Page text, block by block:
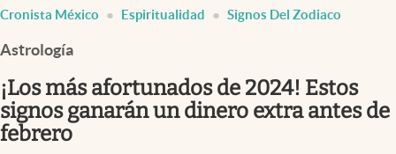
Pc y celular
Vida y estilo
Cronista México Espiritualidad Signos Del Zodiaco
Astrología
¡Los más afortunados de 2024! Estos
signos ganarán un dinero extra antes de
febrero